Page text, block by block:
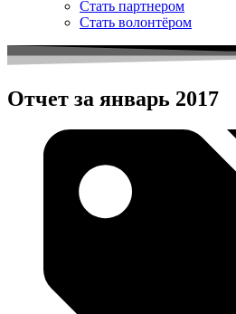
Стать партнером
Стать волонтёром
Отчет за январь 2017